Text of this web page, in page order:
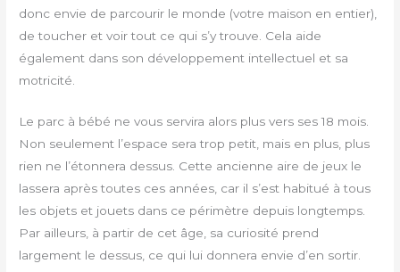
donc envie de parcourir le monde (votre maison en entier),
de toucher et voir tout ce qui s’y trouve. Cela aide
également dans son développement intellectuel et sa
motricité.
Le parc à bébé ne vous servira alors plus vers ses 18 mois.
Non seulement l’espace sera trop petit, mais en plus, plus
rien ne l’étonnera dessus. Cette ancienne aire de jeux le
lassera après toutes ces années, car il s’est habitué à tous
les objets et jouets dans ce périmètre depuis longtemps.
Par ailleurs, à partir de cet âge, sa curiosité prend
largement le dessus, ce qui lui donnera envie d’en sortir.